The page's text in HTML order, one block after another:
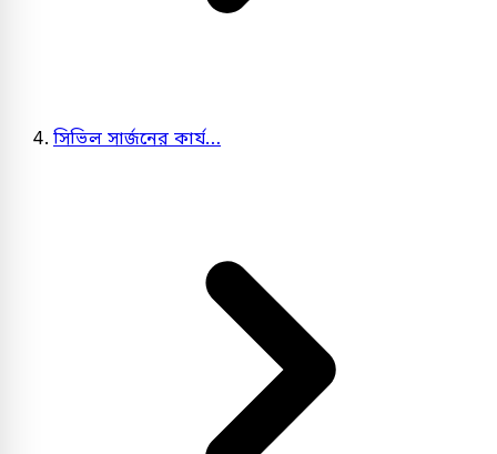
সিভিল সার্জনের কার্য…